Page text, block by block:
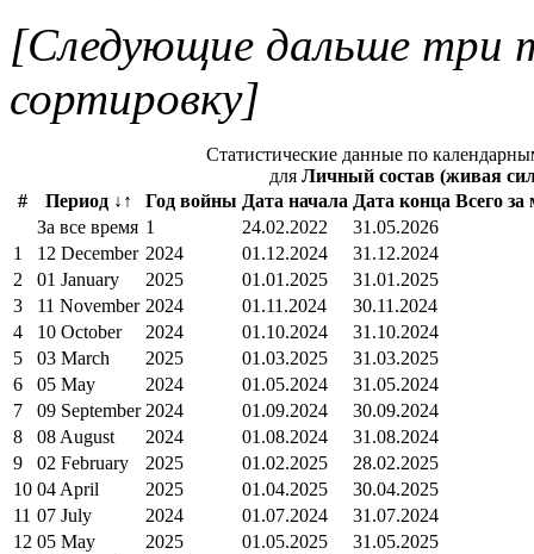
[Следующие дальше три
сортировку]
Статистические данные по
для Личный состав (живая
#
Период ↓↑ Год войны Дата начала Дата конца Всего
За все время 1 24.02.2022
31.05.2026
1
12 December 2024 01.12.2024
31.12.2024
2
01 January 2025 01.01.2025
31.01.2025
3
11 November 2024 01.11.2024
30.11.2024
4
10 October 2024 01.10.2024
31.10.2024
5
03 March 2025 01.03.2025
31.03.2025
6
05 May 2024 01.05.2024
31.05.2024
7
09 September 2024 01.09.2024
30.09.2024
8
08 August 2024 01.08.2024
31.08.2024
9
02 February 2025 01.02.2025
28.02.2025
10 04 April 2025 01.04.2025
30.04.2025
11 07 July 2024 01.07.2024
31.07.2024
12 05 May 2025 01.05.2025
31.05.2025